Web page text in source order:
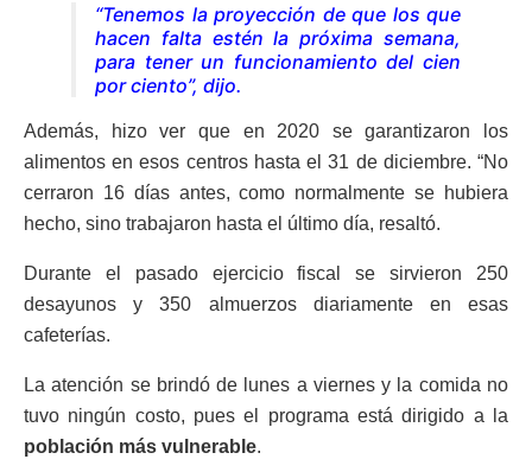
“Tenemos la proyección de que los que
hacen falta estén la próxima semana,
para tener un funcionamiento del cien
por ciento”, dijo.
Además, hizo ver que en 2020 se garantizaron los
alimentos en esos centros hasta el 31 de diciembre. “No
cerraron 16 días antes, como normalmente se hubiera
hecho, sino trabajaron hasta el último día, resaltó.
Durante el pasado ejercicio fiscal se sirvieron 250
desayunos y 350 almuerzos diariamente en esas
cafeterías.
La atención se brindó de lunes a viernes y la comida no
tuvo ningún costo, pues el programa está dirigido a la
población más vulnerable.